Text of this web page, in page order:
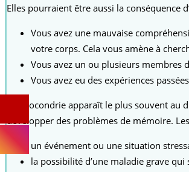
Elles pourraient être aussi la conséquence
Vous avez une mauvaise
votre corps. Cela vous amène à
Vous avez un ou plusieurs membres
Vous avez eu des expériences
L’hypocondrie apparaît le plus souvent au
développer des problèmes de mémoire.
un événement ou une situation
la possibilité d’une maladie grave qui